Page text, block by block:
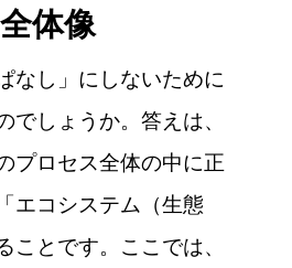
ロセスです。若手社員育成
ための土台となる「スキ
マップの作成」 と「研修
系の構築」について、３
のポイントから解説いた
的な構造や運用方法研修
体系を構築する際のプロセ
プと研修体系を連携させ
体像
なし」にしないために
でしょうか。答えは、
プロセス全体の中に正
エコシステム（生態
ことです。ここでは、